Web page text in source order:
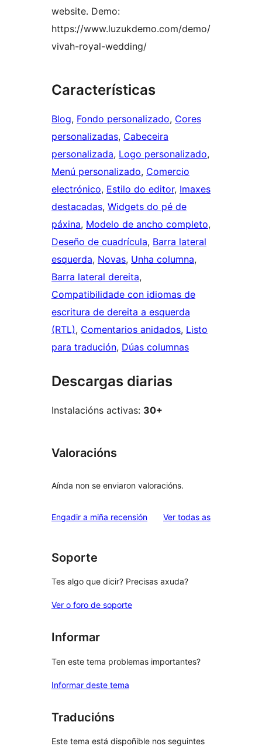
website. Demo:
https://www.luzukdemo.com/demo/
vivah-royal-wedding/
Características
Blog, Fondo personalizado, Cores
personalizadas, Cabeceira
personalizada, Logo personalizado
Menú personalizado, Comercio
electrónico, Estilo do editor, Imaxes
destacadas, Widgets do pé de
páxina, Modelo de ancho completo
Deseño de cuadrícula, Barra lateral
esquerda, Novas, Unha columna
Barra lateral dereita
Compatibilidade con idiomas de
escritura de dereita a esquerda
(RTL), Comentarios anidados, Listo
para tradución, Dúas columnas
Descargas diarias
Instalacións activas: 30+
Valoracións
Aínda non se enviaron valoracións.
Engadir a miña recensión Ver todas asvaloracións
Soporte
Tes algo que dicir? Precisas axuda?
Ver o foro de soporte
Informar
Ten este tema problemas importantes?
Informar deste tema
Traducións
Este tema está dispoñible nos seguintes